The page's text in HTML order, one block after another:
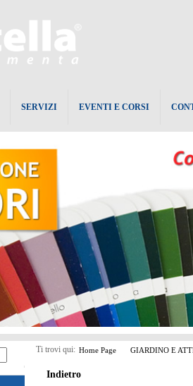
SERVIZI EVENTI E CORSI
Ti trovi qui: Home Page GIARDINO E
Indietro